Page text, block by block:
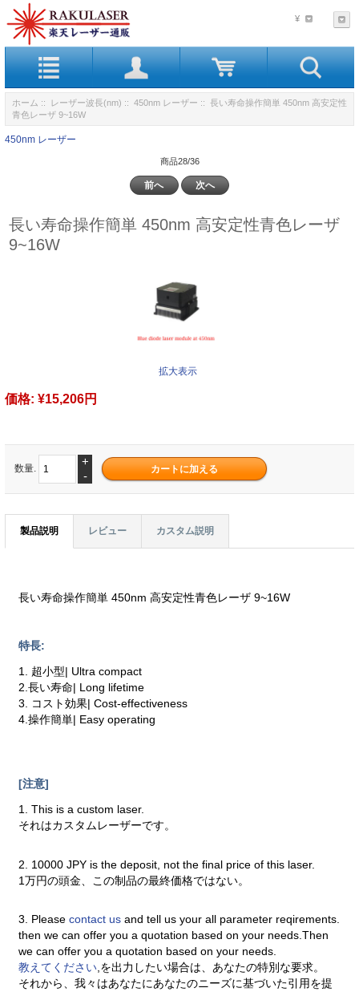
¥
ホーム :: レーザー波長(nm) :: 450nm レーザー :: 長い寿命操作簡単 450nm 高安定性
青色レーザ 9~16W
450nm レーザー
商品28/36
前へ 次へ
長い寿命操作簡単 450nm 高安定性青色レーザ
9~16W
拡大表示
価格: ¥15,206円
数量.
+
-
製品説明 レビュー カスタム説明
長い寿命操作簡単 450nm 高安定性青色レーザ 9~16W
特長:
1. 超小型| Ultra compact
2.長い寿命| Long lifetime
3. コスト効果| Cost-effectiveness
4.操作簡単| Easy operating
[注意]
1. This is a custom laser.
それはカスタムレーザーです。
2. 10000 JPY is the deposit, not the final price of this laser.
1万円の頭金、この制品の最終価格ではない。
3. Pleasecontact usand tell us your all parameter reqirements.
then we can offer you a quotation based on your needs.Then
we can offer you a quotation based on your needs.
教えてください,を出力したい場合は、あなたの特別な要求。
それから、我々はあなたにあなたのニーズに基づいた引用を提